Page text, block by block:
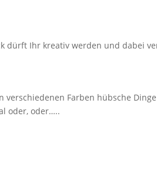
dürft Ihr kreativ werden und dabei
Farben hübsche
oder, oder…..